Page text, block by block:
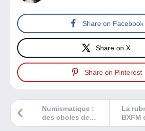
Share on Facebook
Share on X
Share on Pinterest
La
BXFM
Numismatique :
des oboles de
valeur !